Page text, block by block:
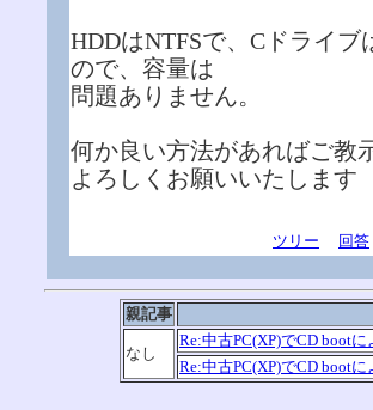
HDDはNTFSで、Cドライブ
ので、容量は
問題ありません。
何か良い方法があればご教
よろしくお願いいたします
ツリー 回答
親記事
なし
Re:中古PC(XP)でCD boot
Re:中古PC(XP)でCD boot